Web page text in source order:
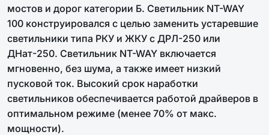
мостов и дорог категории Б. Светильник NT-WAY
100 конструировался с целью заменить устаревшие
светильники типа РКУ и ЖКУ с ДРЛ-250 или
ДНат-250. Светильник NT-WAY включается
мгновенно, без шума, а также имеет низкий
пусковой ток. Высокий срок наработки
светильников обеспечивается работой драйверов в
оптимальном режиме (менее 70% от макс.
мощности).